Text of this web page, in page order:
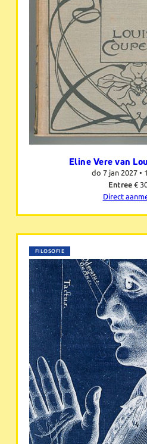
Eline Vere van
do 7 jan 2027 •
Entree €
Direct
FILOSOFIE